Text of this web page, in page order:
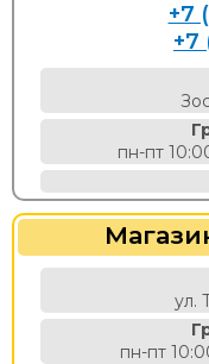
+7
+7
пн-пт
ул.
пн-пт